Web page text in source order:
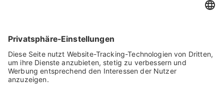
Abonnieren Sie unseren
Newsletter